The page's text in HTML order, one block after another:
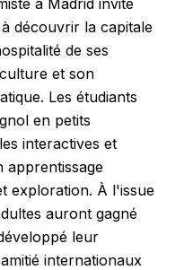
à Madrid invite
découvrir la capitale
de ses
et son
Les étudiants
en petits
interactives et
apprentissage
exploration. À l'issue
auront gagné
leur
internationaux